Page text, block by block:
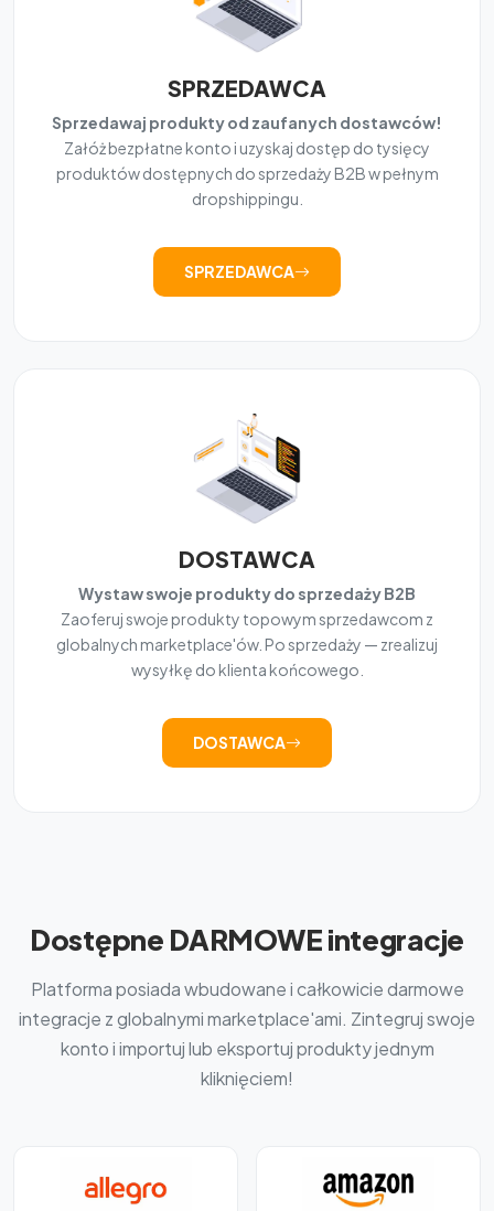
SPRZEDAWCA
Sprzedawaj produkty od zaufanych dostawców!
Załóż bezpłatne konto i uzyskaj dostęp do tysięcy
produktów dostępnych do sprzedaży B2B w pełnym
dropshippingu.
SPRZEDAWCA
DOSTAWCA
Wystaw swoje produkty do sprzedaży B2B
Zaoferuj swoje produkty topowym sprzedawcom z
globalnych marketplace'ów. Po sprzedaży — zrealizuj
wysyłkę do klienta końcowego.
DOSTAWCA
Dostępne DARMOWE integracje
Platforma posiada wbudowane i całkowicie darmowe
integracje z globalnymi marketplace'ami. Zintegruj swoje
konto i importuj lub eksportuj produkty jednym
kliknięciem!